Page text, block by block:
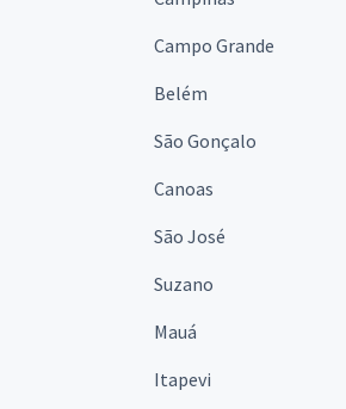
Campo Grande
Belém
São Gonçalo
Canoas
São José
Suzano
Mauá
Itapevi